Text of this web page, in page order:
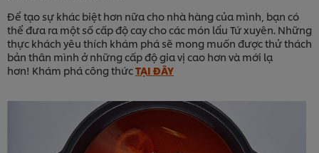
Để tạo sự khác biệt hơn nữa cho nhà hàng của mình, bạn có
thể đưa ra một số cấp độ cay cho các món lẩu Tứ xuyên. Những
thực khách yêu thích khám phá sẽ mong muốn được thử thách
bản thân mình ở những cấp độ gia vị cao hơn và mới lạ
hơn! Khám phá công thứcTẠI ĐÂY